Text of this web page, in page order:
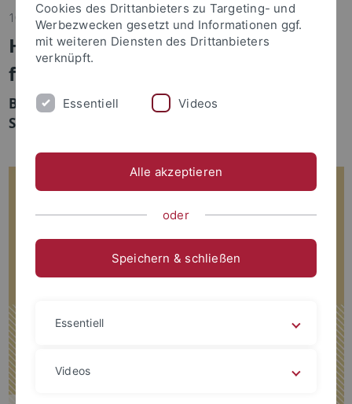
10.09.2025
Herzlich Willkommen am Institut
für Medienwissenschaft!
Begrüßungsveranstaltungen für neue
Studierende, 14.10.2025, ab 11:15 Uhr
Cookies des Drittanbieters zu Targeting- und
Werbezwecken gesetzt und Informationen ggf.
mit weiteren Diensten des Drittanbieters
verknüpft.
Essentiell Videos
Alle akzeptieren
oder
Speichern & schließen
Essentiell
Videos